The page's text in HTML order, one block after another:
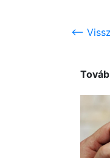
<--